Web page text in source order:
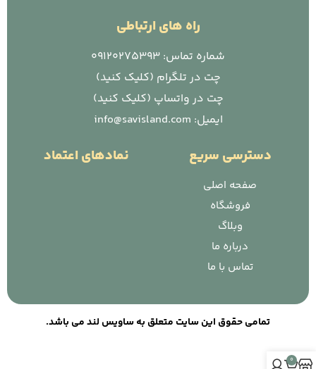
راه های ارتباطی
شماره تماس: 09120275393
چت در تلگرام (کلیک کنید)
چت در واتساپ (کلیک کنید)
ایمیل: info@savisland.com
دسترسی سریع
صفحه اصلی
فروشگاه
وبلاگ
درباره ما
تماس با ما
نمادهای اعتماد
تمامی حقوق این سایت متعلق به ساویس لند می باشد.
0